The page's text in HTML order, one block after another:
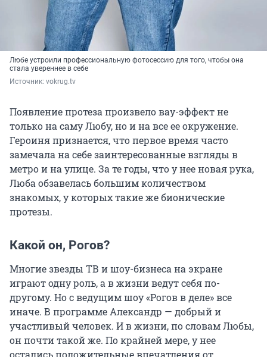
Любе устроили профессиональную фотосессию для того, чтобы она
стала увереннее в себе
Источник: vokrug.tv
Появление протеза произвело вау-эффект не
только на саму Любу, но и на все ее окружение.
Героиня признается, что первое время часто
замечала на себе заинтересованные взгляды в
метро и на улице. За те годы, что у нее новая рука,
Люба обзавелась большим количеством
знакомых, у которых такие же бионические
протезы.
Какой он, Рогов?
Многие звезды ТВ и шоу-бизнеса на экране
играют одну роль, а в жизни ведут себя по-
другому. Но с ведущим шоу «Рогов в деле» все
иначе. В программе Александр — добрый и
участливый человек. И в жизни, по словам Любы,
он почти такой же. По крайней мере, у нее
остались положительные впечатления от